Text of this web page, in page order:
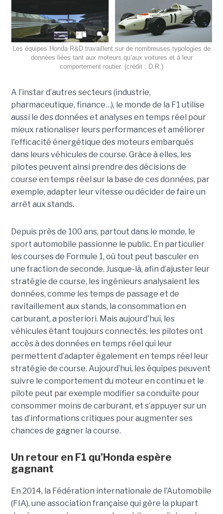
Les équipes Honda R&D travaillent sur de nombreuses typologies de
données liées tant aux moteurs qu’aux voitures et à leur
comportement routier. (crédit : D.R.)
A l’instar d’autres secteurs (industrie,
pharmaceutique, finance…), le monde de la F1 utilise
aussi le des données et analyses en temps réel pour
mieux rationaliser leurs performances et améliorer
l'efficacité énergétique des moteurs embarqués
dans leurs véhicules de course. Grâce à elles, les
pilotes peuvent ainsi prendre des décisions de
course en temps réel sur la base de ces données, par
exemple, adapter leur vitesse ou décider de faire un
arrêt aux stands.
Depuis près de 100 ans, partout dans le monde, le
sport automobile passionne le public. En particulier
les courses de Formule 1, où tout peut basculer en
une fraction de seconde. Jusque-là, afin d’ajuster leur
stratégie de course, les ingénieurs analysaient les
données, comme les temps de passage et de
ravitaillement aux stands, la consommation en
carburant, a posteriori. Mais aujourd'hui, les
véhicules étant toujours connectés, les pilotes ont
accès à des données en temps réel qui leur
permettent d’adapter également en temps réel leur
stratégie de course. Aujourd’hui, les équipes peuvent
suivre le comportement du moteur en continu et le
pilote peut par exemple modifier sa conduite pour
consommer moins de carburant, et s’appuyer sur un
tas d’informations critiques pour augmenter ses
chances de gagner la course.
Un retour en F1 qu’Honda espère
gagnant
En 2014, la Fédération internationale de l'Automobile
(FIA), une association française qui gère la plupart